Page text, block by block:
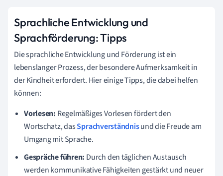
Sprachliche Entwicklung und
Sprachförderung: Tipps
Die sprachliche Entwicklung und Förderung ist ein
lebenslanger Prozess, der besondere Aufmerksamkeit in
der Kindheit erfordert. Hier einige Tipps, die dabei helfen
können:
Vorlesen: Regelmäßiges Vorlesen fördert den
Wortschatz, dasSprachverständnisund die Freude am
Umgang mit Sprache.
Gespräche führen: Durch den täglichen Austausch
werden kommunikative Fähigkeiten gestärkt und neuer